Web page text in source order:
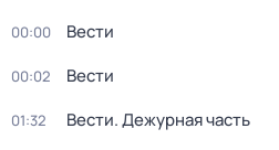
00:00 Вести
00:02 Вести
01:32 Вести. Дежурная часть